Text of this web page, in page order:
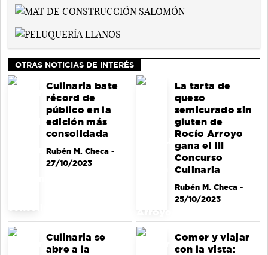
OTRAS NOTICIAS DE INTERÉS
Culinaria bate
récord de
público en la
edición más
consolidada
Rubén M. Checa-
27/10/2023
La tarta de
queso
semicurado sin
gluten de
Rocío Arroyo
gana el III
Concurso
Culinaria
Rubén M. Checa-
25/10/2023
Culinaria se
abre a la
Comer y viajar
con la vista: